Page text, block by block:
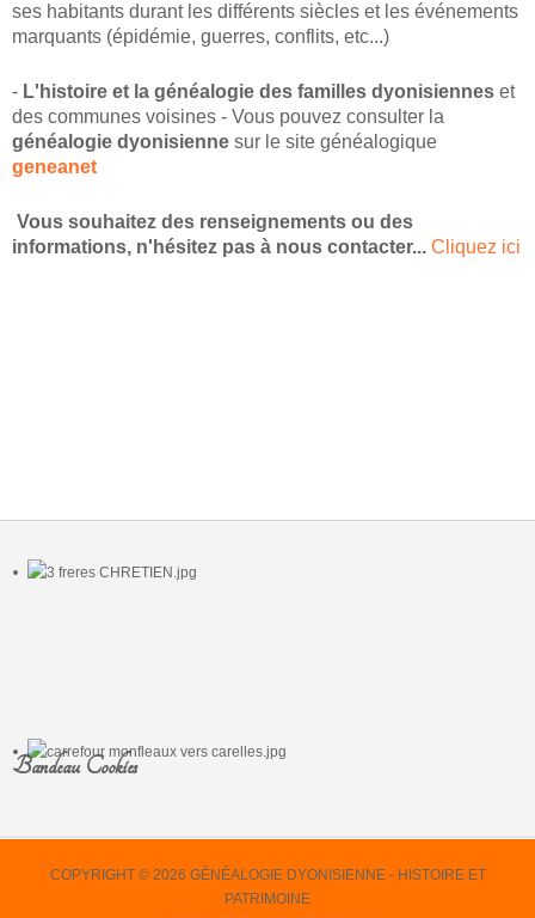
ses habitants durant les différents siècles et les événements
marquants (épidémie, guerres, conflits, etc...)
- L'histoire et la généalogie des familles dyonisiennes et
des communes voisines - Vous pouvez consulter la
généalogie dyonisienne sur le site généalogique
geneanet
Vous souhaitez des renseignements ou des
informations, n'hésitez pas à nous contacter... Cliquez ici
Bandeau Cookies
COPYRIGHT © 2026 GÉNÉALOGIE DYONISIENNE - HISTOIRE ET
PATRIMOINE